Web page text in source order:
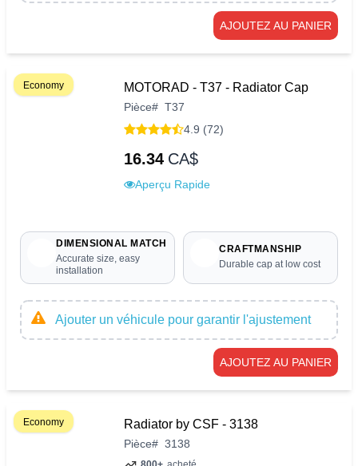
AJOUTEZ AU PANIER
Economy MOTORAD - T37 - Radiator Cap
Pièce# T37
4.9 (72)
16.34 CA$
Aperçu Rapide
DIMENSIONAL MATCH
Accurate size, easy
installation
CRAFTMANSHIP
Durable cap at low cost
Ajouter un véhicule pour garantir l'ajustement
AJOUTEZ AU PANIER
Economy Radiator by CSF - 3138
Pièce# 3138